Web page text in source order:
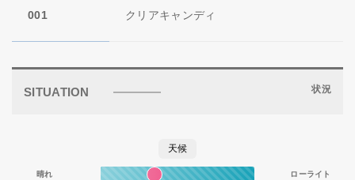
001 クリアキャンディ
SITUATION 状況
天候
晴れ ローライト